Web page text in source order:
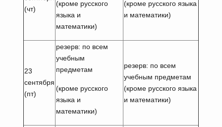
(чт)
(кроме русского
языка и
математики)
(кроме русского языка
и математики)
23
сентября
(пт)
резерв: по всем
учебным
предметам
(кроме русского
языка и
математики)
резерв: по всем
учебным предметам
(кроме русского языка
и математики)